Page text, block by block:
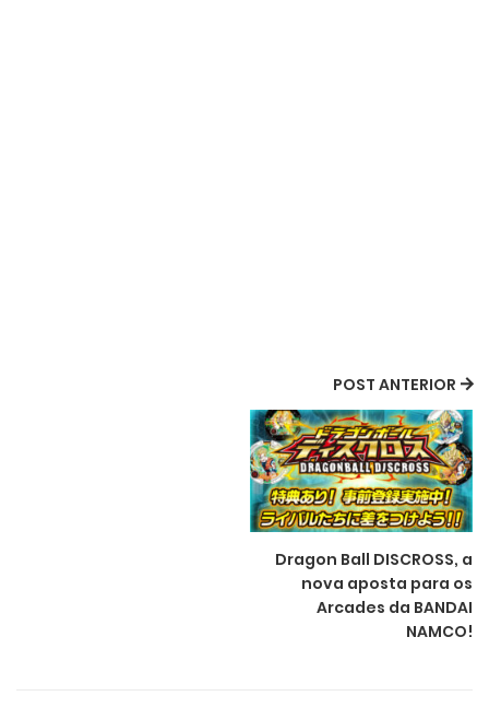
POST ANTERIOR
Dragon Ball DISCROSS, a
nova aposta para os
Arcades da BANDAI
NAMCO!